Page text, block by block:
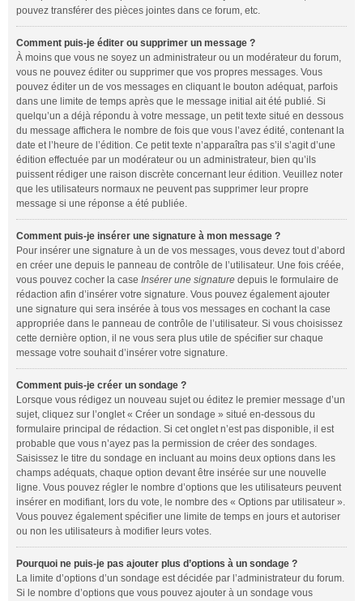
pouvez transférer des pièces jointes dans ce forum, etc.
Comment puis-je éditer ou supprimer un message ?
À moins que vous ne soyez un administrateur ou un modérateur du forum,
vous ne pouvez éditer ou supprimer que vos propres messages. Vous
pouvez éditer un de vos messages en cliquant le bouton adéquat, parfois
dans une limite de temps après que le message initial ait été publié. Si
quelqu’un a déjà répondu à votre message, un petit texte situé en dessous
du message affichera le nombre de fois que vous l’avez édité, contenant la
date et l’heure de l’édition. Ce petit texte n’apparaîtra pas s’il s’agit d’une
édition effectuée par un modérateur ou un administrateur, bien qu’ils
puissent rédiger une raison discrète concernant leur édition. Veuillez noter
que les utilisateurs normaux ne peuvent pas supprimer leur propre
message si une réponse a été publiée.
Comment puis-je insérer une signature à mon message ?
Pour insérer une signature à un de vos messages, vous devez tout d’abord
en créer une depuis le panneau de contrôle de l’utilisateur. Une fois créée,
vous pouvez cocher la case Insérer une signature depuis le formulaire de
rédaction afin d’insérer votre signature. Vous pouvez également ajouter
une signature qui sera insérée à tous vos messages en cochant la case
appropriée dans le panneau de contrôle de l’utilisateur. Si vous choisissez
cette dernière option, il ne vous sera plus utile de spécifier sur chaque
message votre souhait d’insérer votre signature.
Comment puis-je créer un sondage ?
Lorsque vous rédigez un nouveau sujet ou éditez le premier message d’un
sujet, cliquez sur l’onglet « Créer un sondage » situé en-dessous du
formulaire principal de rédaction. Si cet onglet n’est pas disponible, il est
probable que vous n’ayez pas la permission de créer des sondages.
Saisissez le titre du sondage en incluant au moins deux options dans les
champs adéquats, chaque option devant être insérée sur une nouvelle
ligne. Vous pouvez régler le nombre d’options que les utilisateurs peuvent
insérer en modifiant, lors du vote, le nombre des « Options par utilisateur ».
Vous pouvez également spécifier une limite de temps en jours et autoriser
ou non les utilisateurs à modifier leurs votes.
Pourquoi ne puis-je pas ajouter plus d’options à un sondage ?
La limite d’options d’un sondage est décidée par l’administrateur du forum.
Si le nombre d’options que vous pouvez ajouter à un sondage vous